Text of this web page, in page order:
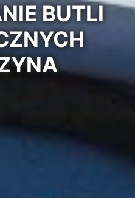
BUTLI